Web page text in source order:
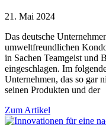
21. Mai 2024
Das deutsche
umweltfreundlichen
in Sachen Teamgeist und
eingeschlagen. Im
Unternehmen, das so gar
seinen Produkten und der
Zum Artikel